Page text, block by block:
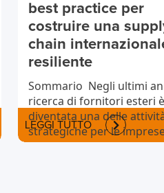
best practice per
costruire una
chain
resiliente
Sommario Negli ultimi
ricerca di fornitori esteri è
diventata una delle
strategiche per le
italiane....
LEGGI TUTTO